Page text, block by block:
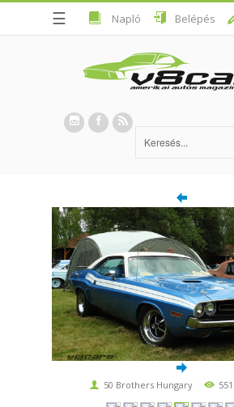
☰ Napló Belépés
50 Brothers Hungary 551